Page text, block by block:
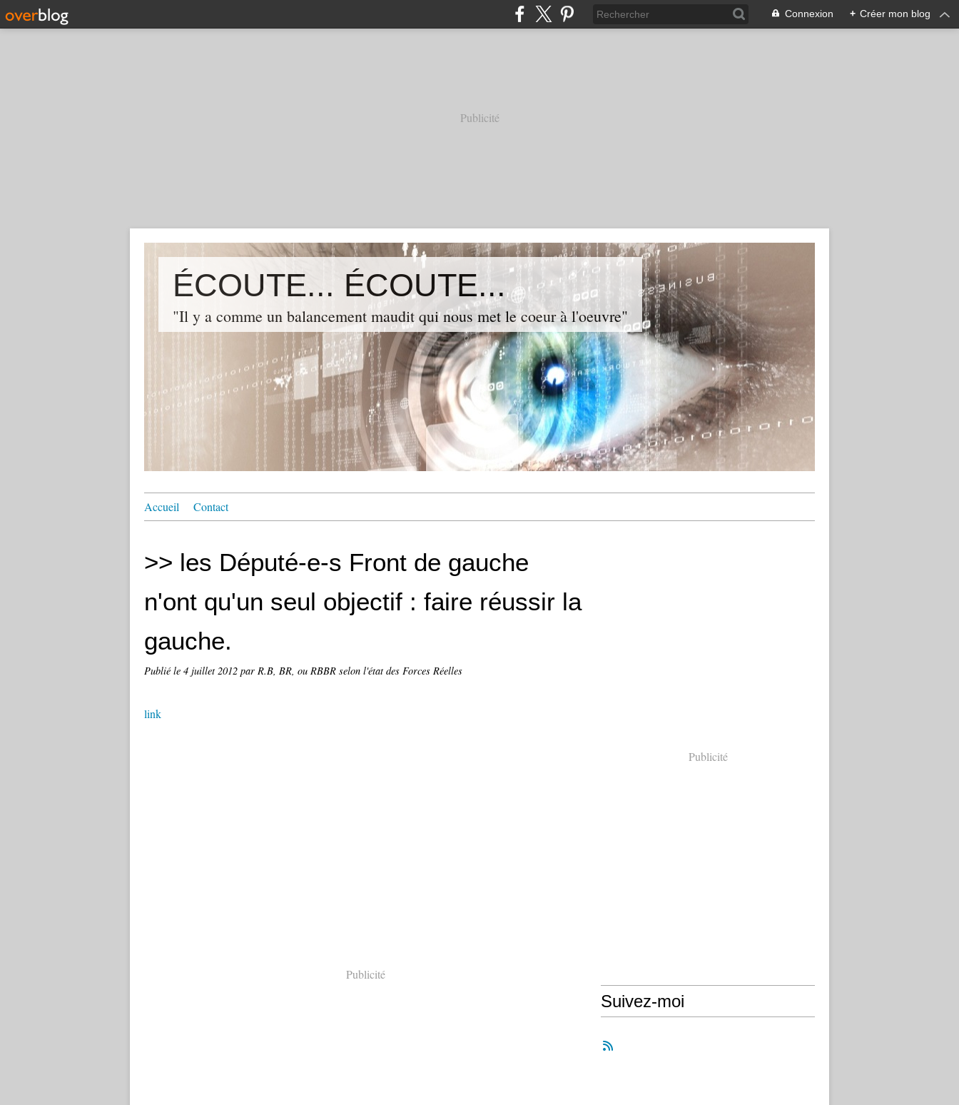
Connexion + Créer mon blog
Publicité
ÉCOUTE... ÉCOUTE...
"Il y a comme un balancement maudit qui nous met le coeur à l'oeuvre"
Accueil Contact
>> les Député-e-s Front de gauche
n'ont qu'un seul objectif : faire réussir la
gauche.
Publié le 4 juillet 2012 par R.B, BR, ou RBBR selon l'état des Forces Réelles
link
Publicité
Publicité
Suivez-moi